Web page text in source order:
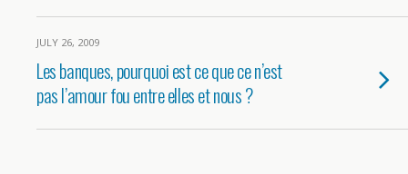
JULY 26, 2009
Les banques, pourquoi est ce que ce n’est
pas l’amour fou entre elles et nous ?